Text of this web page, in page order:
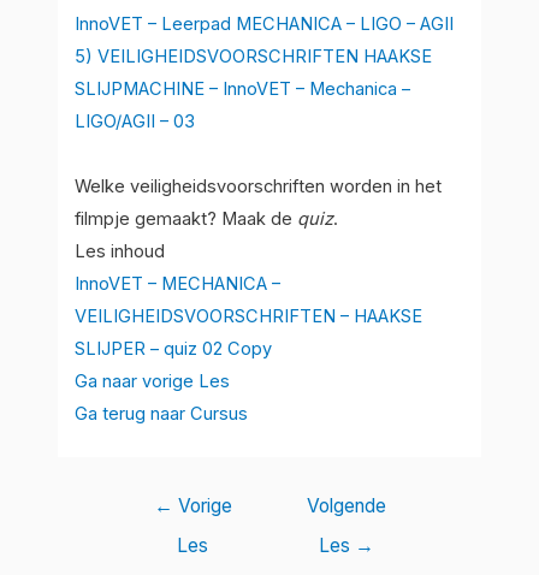
InnoVET – Leerpad MECHANICA – LIGO – AGII
5) VEILIGHEIDSVOORSCHRIFTEN HAAKSE
SLIJPMACHINE – InnoVET – Mechanica –
LIGO/AGII – 03
Welke veiligheidsvoorschriften worden in het
filmpje gemaakt? Maak de quiz.
Les inhoud
InnoVET – MECHANICA –
VEILIGHEIDSVOORSCHRIFTEN – HAAKSE
SLIJPER – quiz 02 Copy
Ga naar vorige Les
Ga terug naar Cursus
← Vorige
Les
Volgende
Les →